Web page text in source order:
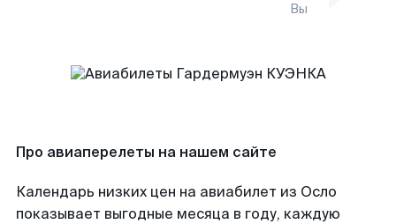
Вы
Про авиаперелеты на нашем сайте
Календарь низких цен на авиабилет из Осло
показывает выгодные месяца в году, каждую